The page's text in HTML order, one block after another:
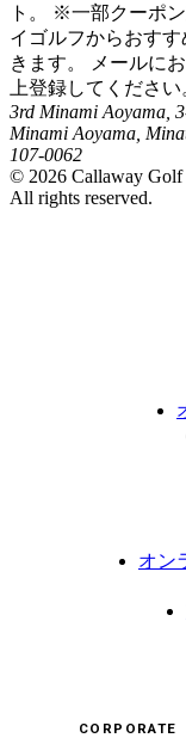
ト。 ※一部クーポ
イゴルフからおす
きます。 メールに
上登録してください
3rd Minami Aoyama,
Minami Aoyama,
107-0062
© 2026 Callaway Golf
All rights reserved.
オン
CORPORATE